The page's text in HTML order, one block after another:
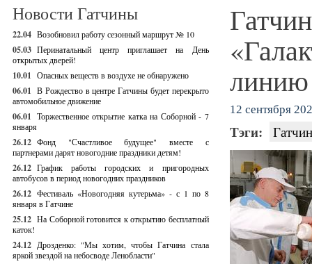
Новости Гатчины
22.04 Возобновил работу сезонный маршрут № 10
05.03 Перинатальный центр приглашает на День
открытых дверей!
10.01 Опасных веществ в воздухе не обнаружено
06.01 В Рождество в центре Гатчины будет перекрыто
автомобильное движение
06.01 Торжественное открытие катка на Соборной - 7
января
26.12 Фонд "Счастливое будущее" вместе с
партнерами дарят новогодние праздники детям!
26.12 График работы городских и пригородных
автобусов в период новогодних праздников
26.12 Фестиваль «Новогодняя кутерьма» - с 1 по 8
января в Гатчине
25.12 На Соборной готовится к открытию бесплатный
каток!
24.12 Дрозденко: "Мы хотим, чтобы Гатчина стала
яркой звездой на небосводе Ленобласти"
линию
12 сентября
Тэги: